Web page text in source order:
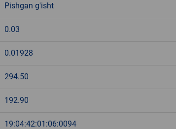
Pishgan g'isht
0.03
0.01928
294.50
192.90
19:04:42:01:06:0094